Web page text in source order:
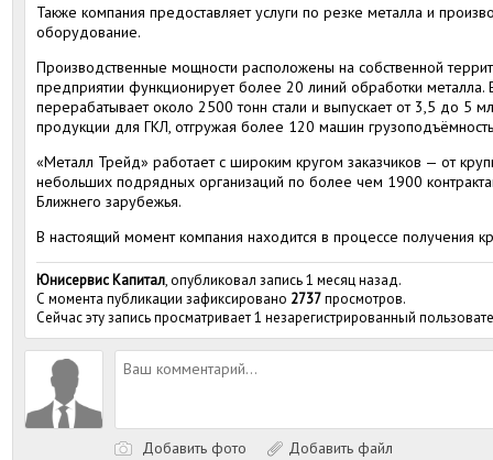
Также компания предоставляет услуги по резке металла и
оборудование.
Производственные мощности расположены на собственной
предприятии функционирует более 20 линий обработки
перерабатывает около 2500 тонн стали и выпускает от 3,5 до 5
продукции для ГКЛ, отгружая более 120 машин
«Металл Трейд» работает с широким кругом заказчиков — от
небольших подрядных организаций по более чем 1900
Ближнего зарубежья.
В настоящий момент компания находится в процессе получения
Юнисервис Капитал, опубликовал запись 1 месяц назад.
С момента публикации зафиксировано 2737просмотров.
Сейчас эту запись просматривает 1 незарегистрированный
Добавить фото Добавить файл